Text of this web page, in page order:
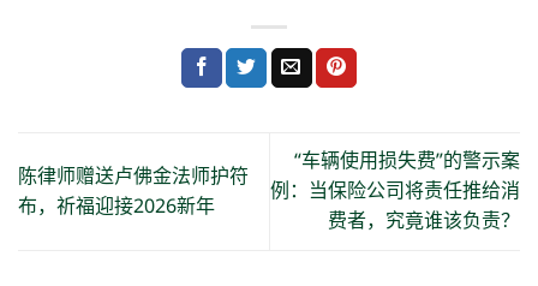
陈律师赠送卢佛金法师护符
布，祈福迎接2026新年
“车辆使用损失费”的警示案
例：当保险公司将责任推给消
费者，究竟谁该负责？